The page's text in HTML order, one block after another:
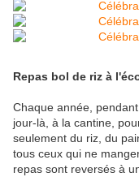
Repas bol de riz à
Chaque année,
jour-là, à la cantine,
seulement du riz, du
tous ceux qui ne
repas sont reversés à